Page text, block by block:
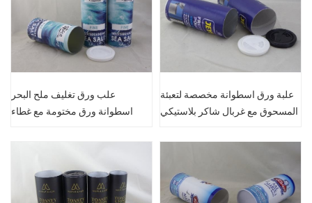
علب ورق تغليف ملح البحر
اسطوانة ورق مختومة مع غطاء
علبة ورق اسطوانة مخصصة لتعبئة
المسحوق مع غربال شاكر بلاستيكي